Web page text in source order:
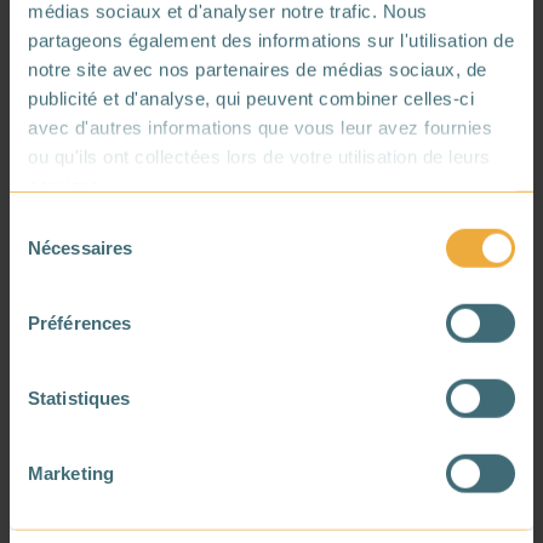
médias sociaux et d'analyser notre trafic. Nous
partageons également des informations sur l'utilisation de
notre site avec nos partenaires de médias sociaux, de
publicité et d'analyse, qui peuvent combiner celles-ci
avec d'autres informations que vous leur avez fournies
ou qu'ils ont collectées lors de votre utilisation de leurs
Nécessaires
Préférences
Statistiques
Marketing